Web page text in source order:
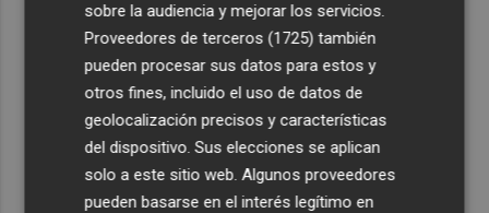
Recibe toda la actualidad de
Plaza Podcast en tu correo
Quiero suscribirme
sobre la audiencia y mejorar los servicios.
Proveedores de terceros (1725) también
pueden procesar sus datos para estos y
otros fines, incluido el uso de datos de
geolocalización precisos y características
del dispositivo. Sus elecciones se aplican
solo a este sitio web. Algunos proveedores
pueden basarse en el interés legítimo en